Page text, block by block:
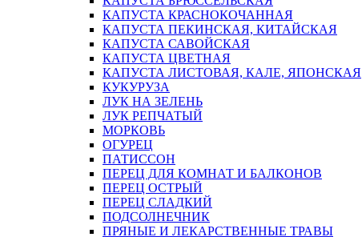
КАПУСТА КРАСНОКОЧАННАЯ
КАПУСТА ПЕКИНСКАЯ, КИТАЙСКАЯ
КАПУСТА САВОЙСКАЯ
КАПУСТА ЦВЕТНАЯ
КАПУСТА ЛИСТОВАЯ, КАЛЕ, ЯПОНСКАЯ
КУКУРУЗА
ЛУК НА ЗЕЛЕНЬ
ЛУК РЕПЧАТЫЙ
МОРКОВЬ
ОГУРЕЦ
ПАТИССОН
ПЕРЕЦ ДЛЯ КОМНАТ И БАЛКОНОВ
ПЕРЕЦ ОСТРЫЙ
ПЕРЕЦ СЛАДКИЙ
ПОДСОЛНЕЧНИК
ПРЯНЫЕ И ЛЕКАРСТВЕННЫЕ ТРАВЫ